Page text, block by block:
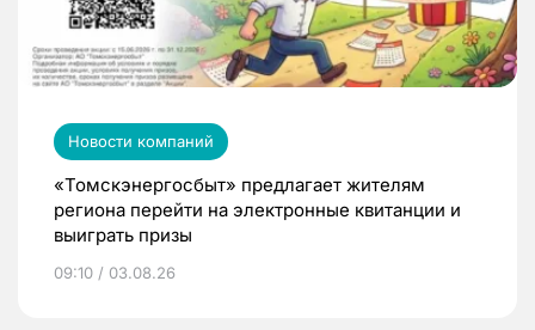
Новости компаний
«Томскэнергосбыт» предлагает жителям
региона перейти на электронные квитанции и
выиграть призы
09:10 / 03.08.26